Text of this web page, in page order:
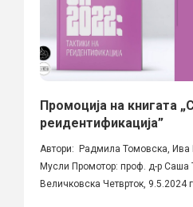
Промоција на книгата
реидентификација”
Автори: Радмила Томовска, Ива
Мусли Промотор: проф. д-р Саша
Величковска Четврток, 9.5.2024